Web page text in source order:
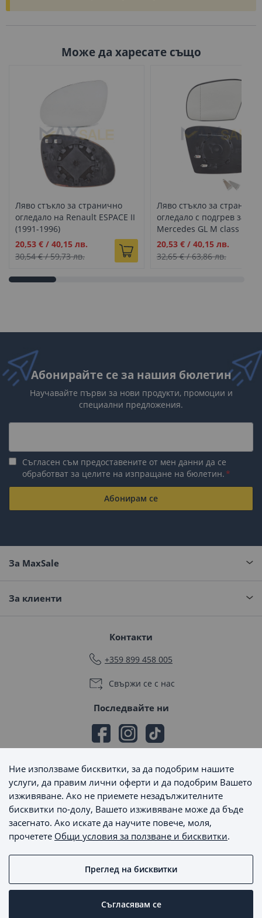
Може да харесате също
Ляво стъкло за странично
огледало на Renault ESPACE II
(1991-1996)
Промо
цена
20,53 € / 40,15 лв.
30,54 €/59,73 лв.
Ляво стъкло за
огледало с подгрев за
Mercedes GL M class X164
W163 (2001-2009)
Промо
цена
20,53 €/ 40,15 лв.
32,65 €/63,86 лв.
Абонирайте се за нашия бюлетин
Научавайте първи за нови продукти, промоции и
специални предложения.
Съгласен съм предоставените от мен данни да се
обработват за целите на изпращане на бюлетин.
Абонирам се
За MaxSale
За клиенти
Контакти
+359 899 458 005
Свържи се с нас
Последвайте ни
Начини на плащане
Начини на доставка
MaxSale © 2026 - Всички права запазени
Ние използваме бисквитки, за да подобрим нашите
услуги, да правим лични оферти и да подобрим Вашето
изживяване. Ако не приемете незадължителните
бисквитки по-долу, Вашето изживяване може да бъде
засегнато. Ако искате да научите повече, моля,
прочетете Общи условия за ползване и бисквитки.
Съгласявам се
Преглед на бисквитки